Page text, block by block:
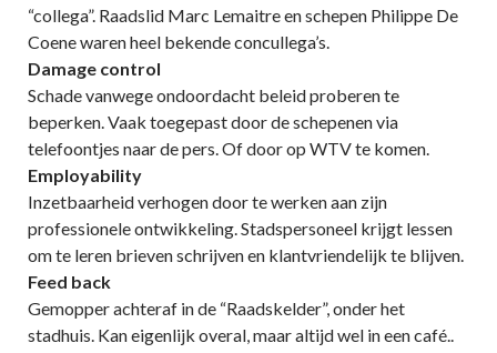
“collega”. Raadslid Marc Lemaitre en schepen Philippe De
Coene waren heel bekende concullega’s.
Damage control
Schade vanwege ondoordacht beleid proberen te
beperken. Vaak toegepast door de schepenen via
telefoontjes naar de pers. Of door op WTV te komen.
Employability
Inzetbaarheid verhogen door te werken aan zijn
professionele ontwikkeling. Stadspersoneel krijgt lessen
om te leren brieven schrijven en klantvriendelijk te blijven.
Feed back
Gemopper achteraf in de “Raadskelder”, onder het
stadhuis. Kan eigenlijk overal, maar altijd wel in een café..